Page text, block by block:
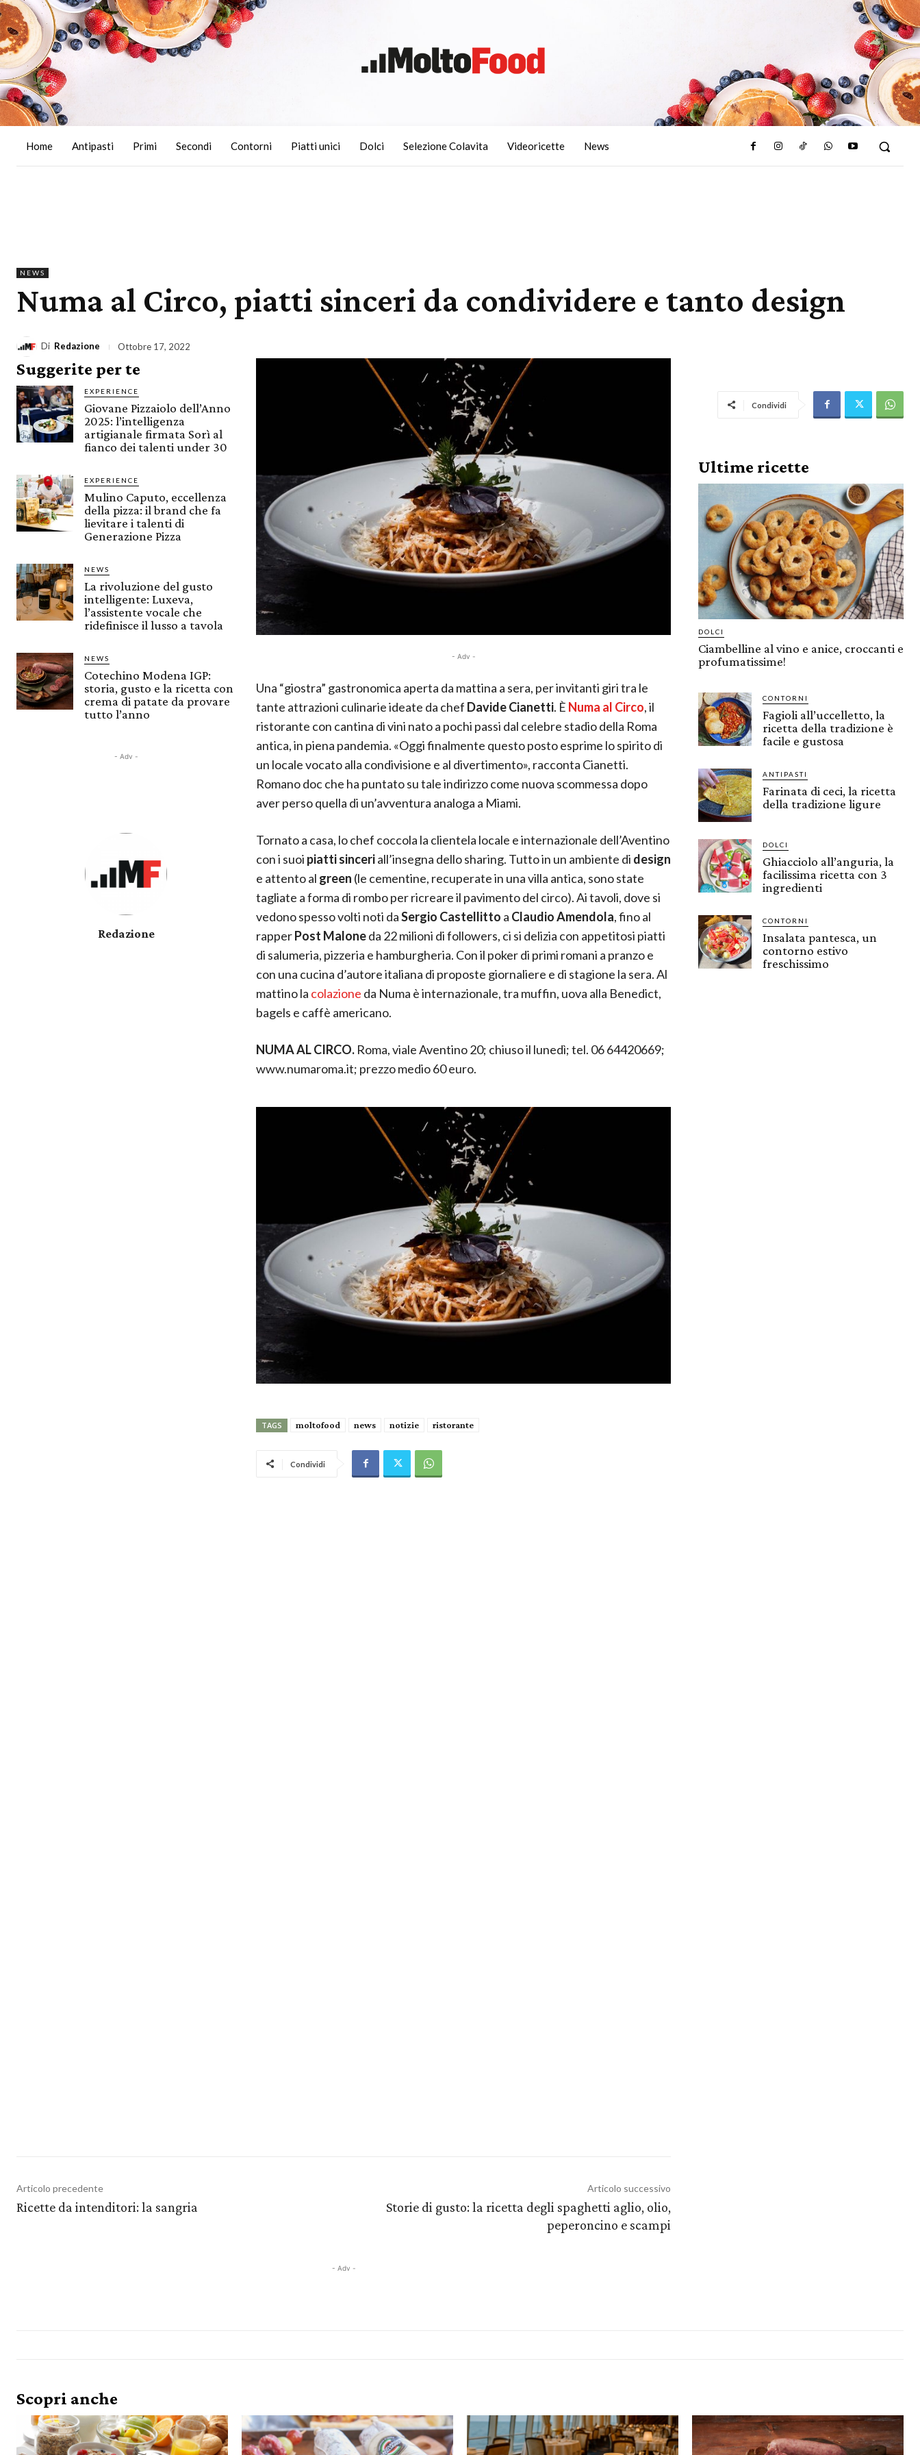
Home Antipasti Primi Secondi Contorni Piatti unici Dolci Selezione Colavita Videoricette News
NEWS
Numa al Circo, piatti sinceri da condividere e tanto design
Di Redazione Ottobre 17, 2022
Suggerite per te
EXPERIENCE
Giovane Pizzaiolo dell’Anno
2025: l’intelligenza
artigianale firmata Sorì al
fianco dei talenti under 30
EXPERIENCE
Mulino Caputo, eccellenza
della pizza: il brand che fa
lievitare i talenti di
Generazione Pizza
NEWS
La rivoluzione del gusto
intelligente: Luxeva,
l’assistente vocale che
ridefinisce il lusso a tavola
NEWS
Cotechino Modena IGP:
storia, gusto e la ricetta con
crema di patate da provare
tutto l’anno
- Adv -
Redazione
- Adv -
Una “giostra” gastronomica aperta da mattina a sera, per invitanti giri tra le
tante attrazioni culinarie ideate da chef Davide Cianetti. È Numa al Circo, il
ristorante con cantina di vini nato a pochi passi dal celebre stadio della Roma
antica, in piena pandemia. «Oggi finalmente questo posto esprime lo spirito di
un locale vocato alla condivisione e al divertimento», racconta Cianetti.
Romano doc che ha puntato su tale indirizzo come nuova scommessa dopo
aver perso quella di un’avventura analoga a Miami.
Tornato a casa, lo chef coccola la clientela locale e internazionale dell’Aventino
con i suoi piatti sinceriall’insegna dello sharing. Tutto in un ambiente di design
e attento al green (le cementine, recuperate in una villa antica, sono state
tagliate a forma di rombo per ricreare il pavimento del circo). Ai tavoli, dove si
vedono spesso volti noti daSergio Castellitto a Claudio Amendola, fino al
rapperPost Maloneda 22 milioni di followers, ci si delizia con appetitosi piatti
di salumeria, pizzeria e hamburgheria. Con il poker di primi romani a pranzo e
con una cucina d’autore italiana di proposte giornaliere e di stagione la sera. Al
mattino la colazione da Numa è internazionale, tra muffin, uova alla Benedict,
bagels e caffè americano.
NUMA AL CIRCO. Roma, viale Aventino 20; chiuso il lunedì; tel. 06 64420669;
www.numaroma.it; prezzo medio 60 euro.
TAGS moltofood news notizie ristorante
Condividi
Articolo precedente
Ricette da intenditori: la sangria
Articolo successivo
Storie di gusto: la ricetta degli spaghetti aglio, olio,
peperoncino e scampi
- Adv -
Condividi
Ultime ricette
DOLCI
Ciambelline al vino e anice, croccanti e
profumatissime!
CONTORNI
Fagioli all’uccelletto, la
ricetta della tradizione è
facile e gustosa
ANTIPASTI
Farinata di ceci, la ricetta
della tradizione ligure
DOLCI
Ghiacciolo all’anguria, la
facilissima ricetta con 3
ingredienti
CONTORNI
Insalata pantesca, un
contorno estivo
freschissimo
Scopri anche